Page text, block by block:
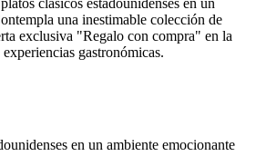
una inestimable colección de
exclusiva "Regalo con compra" en la
gastronómicas.
en un ambiente emocionante